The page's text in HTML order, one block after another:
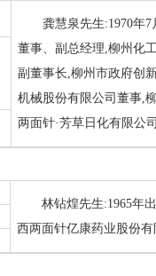
龚慧泉先生:1970年
董事、副总经理,柳州化
副董事长,柳州市政府创
机械股份有限公司董事,
两面针·芳草日化有限公
林钻煌先生:1965年
西两面针亿康药业股份